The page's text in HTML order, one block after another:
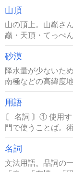
山頂
山の頂上。山巓さ
巓・天頂・てっぺ
砂漠
降水量が少ないた
南極などの高緯度
用語
〘 名詞 〙① 使用
門で使うことば。
名詞
文法用語。品詞の